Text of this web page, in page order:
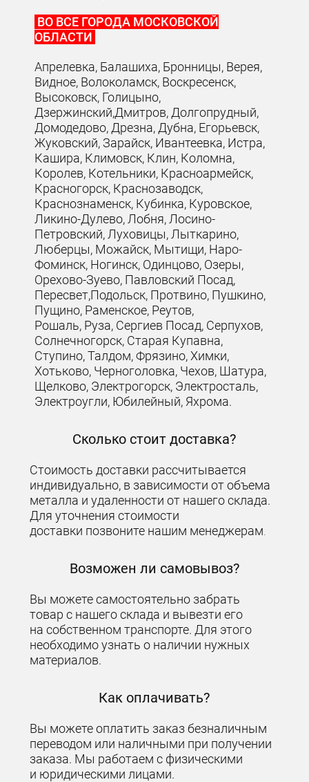
ВО ВСЕ ГОРОДА МОСКОВСКОЙ
ОБЛАСТИ
Апрелевка, Балашиха, Бронницы, Верея,
Видное, Волоколамск, Воскресенск,
Высоковск, Голицыно,
Дзержинский,Дмитров, Долгопрудный,
Домодедово, Дрезна, Дубна, Егорьевск,
Жуковский, Зарайск, Ивантеевка, Истра,
Кашира, Климовск, Клин, Коломна,
Королев, Котельники, Красноармейск,
Красногорск, Краснозаводск,
Краснознаменск, Кубинка, Куровское,
Ликино-Дулево, Лобня, Лосино-
Петровский, Луховицы, Лыткарино,
Люберцы, Можайск, Мытищи, Наро-
Фоминск, Ногинск, Одинцово, Озеры,
Орехово-Зуево, Павловский Посад,
Пересвет,Подольск, Протвино, Пушкино,
Пущино, Раменское, Реутов,
Рошаль, Руза, Сергиев Посад, Серпухов,
Солнечногорск, Старая Купавна,
Ступино, Талдом, Фрязино, Химки,
Хотьково, Черноголовка, Чехов, Шатура,
Щелково, Электрогорск, Электросталь,
Электроугли, Юбилейный, Яхрома.
Сколько стоит доставка?
Стоимость доставки рассчитывается
индивидуально, в зависимости от объема
металла и удаленности от нашего склада.
Для уточнения стоимости
доставки позвоните нашим менеджерам
Возможен ли самовывоз?
Вы можете самостоятельно забрать
товар с нашего склада и вывезти его
на собственном транспорте. Для этого
необходимо узнать о наличии нужных
материалов.
Как оплачивать?
Вы можете оплатить заказ безналичным
переводом или наличными при получении
заказа. Мы работаем с физическими
и юридическими лицами.